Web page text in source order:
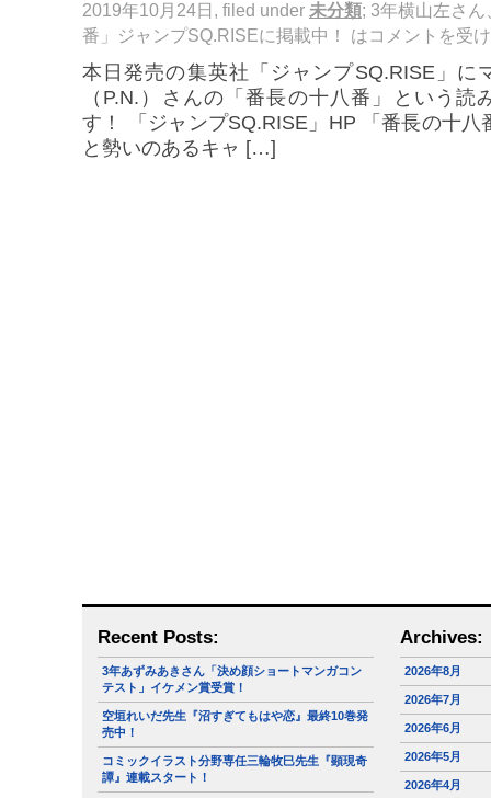
2019年10月24日, filed under 未分類; 3年横山左さん
番」ジャンプSQ.RISEに掲載中！ はコメントを受
本日発売の集英社「ジャンプSQ.RISE」に
（P.N.）さんの「番長の十八番」という読
す！ 「ジャンプSQ.RISE」HP 「番長の十八
と勢いのあるキャ […]
Recent Posts:
3年あずみあきさん「決め顔ショートマンガコン
テスト」イケメン賞受賞！
空垣れいだ先生『沼すぎてもはや恋』最終10巻発
売中！
コミックイラスト分野専任三輪牧巳先生『顕現奇
譚』連載スタート！
Archives:
2026年8月
2026年7月
2026年6月
2026年5月
2026年4月